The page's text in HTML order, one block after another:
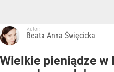
Autor:
Beata Anna Święcicka
Wielkie pieniądze w